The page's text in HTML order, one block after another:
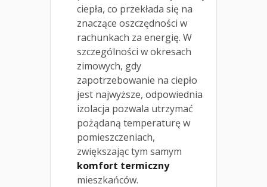
ciepła, co przekłada się na
znaczące oszczędności w
rachunkach za energię. W
szczególności w okresach
zimowych, gdy
zapotrzebowanie na ciepło
jest najwyższe, odpowiednia
izolacja pozwala utrzymać
pożądaną temperaturę w
pomieszczeniach,
zwiększając tym samym
komfort termiczny
mieszkańców.